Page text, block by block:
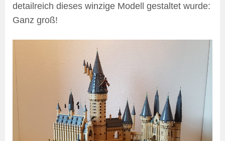
detailreich dieses winzige Modell gestaltet wurde:
Ganz groß!